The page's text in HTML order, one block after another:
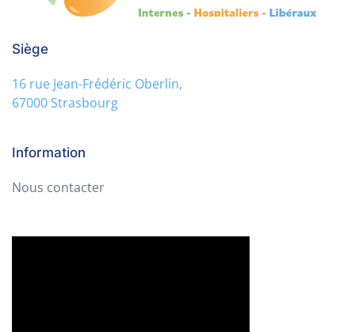
Siège
16 rue Jean-Frédéric Oberlin,
67000 Strasbourg
Information
Nous contacter